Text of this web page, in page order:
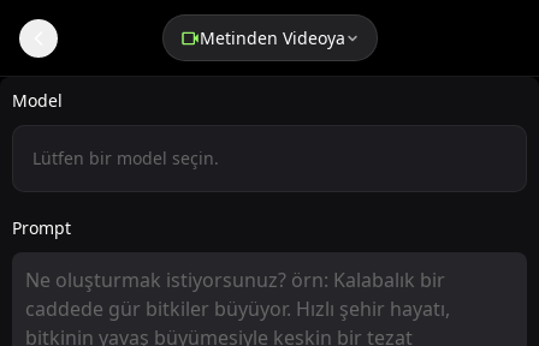
Metinden Videoya
Ücretsiz AI Metinden Videoya Üretici
Model
Lütfen bir model seçin.
Prompt